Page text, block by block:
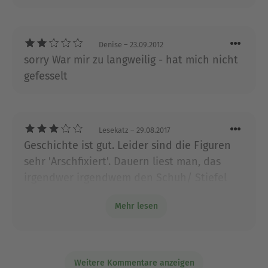
Spannungsromane des Schotten aus den
internationalen Bestsellerlisten nicht mehr
wegzudenken. Stuart MacBride lebt mit seiner
Frau im Nordosten Schottlands.
Denise – 23.09.2012
sorry War mir zu langweilig - hat mich nicht
gefesselt
Lesekatz – 29.08.2017
Geschichte ist gut. Leider sind die Figuren
sehr 'Arschfixiert'. Dauern liest man, das
auch, dass der Titelheld immer all seine
realitätsfremd. Schade!
Mehr lesen
Weitere Kommentare anzeigen